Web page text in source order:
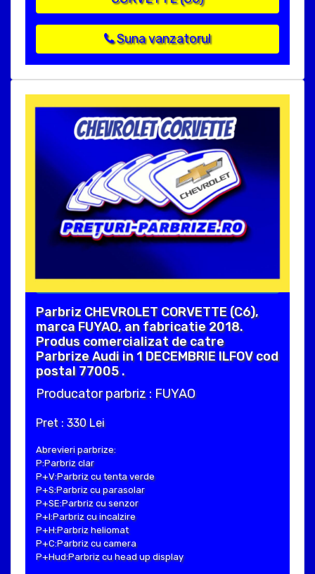
Suna vanzatorul
Parbriz CHEVROLET CORVETTE (C6),
marca FUYAO, an fabricatie 2018.
Produs comercializat de catre
Parbrize Audi in 1 DECEMBRIE ILFOV cod
postal 77005 .
Producator parbriz : FUYAO
Pret : 330 Lei
Abrevieri parbrize:
P:Parbriz clar
P+V:Parbriz cu tenta verde
P+S:Parbriz cu parasolar
P+SE:Parbriz cu senzor
P+I:Parbriz cu incalzire
P+H:Parbriz heliomat
P+C:Parbriz cu camera
P+Hud:Parbriz cu head up display